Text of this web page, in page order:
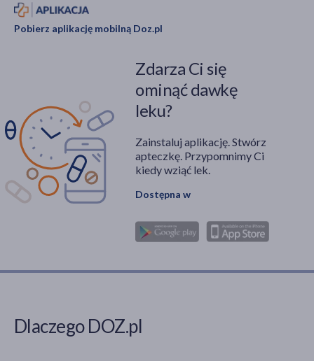
Pobierz aplikację mobilną Doz.pl
Zdarza Ci się
ominąć dawkę
leku?
Zainstaluj aplikację. Stwórz
apteczkę. Przypomnimy Ci
kiedy wziąć lek.
Dostępna w
Dlaczego DOZ.pl